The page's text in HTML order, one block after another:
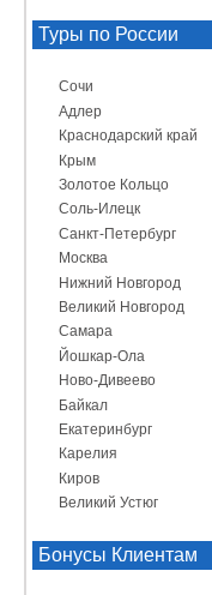
Туры по России
Сочи
Адлер
Краснодарский край
Крым
Золотое Кольцо
Соль-Илецк
Санкт-Петербург
Москва
Нижний Новгород
Великий Новгород
Самара
Йошкар-Ола
Ново-Дивеево
Байкал
Екатеринбург
Карелия
Киров
Великий Устюг
Бонусы Клиентам